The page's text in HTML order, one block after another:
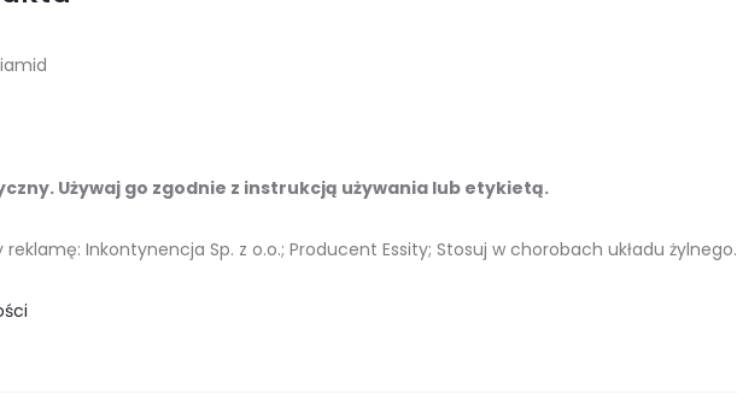
Używaj go zgodnie z instrukcją używania lub etykietą.
Inkontynencja Sp. z o.o.; Producent Essity; Stosuj w chorobach układu żylnego.